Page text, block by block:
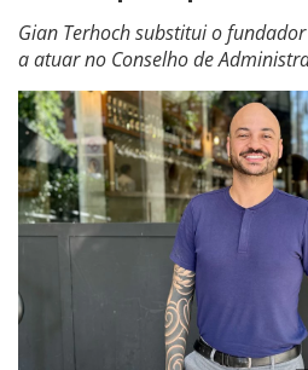
Gian Terhoch substitui o
a atuar no Conselho de